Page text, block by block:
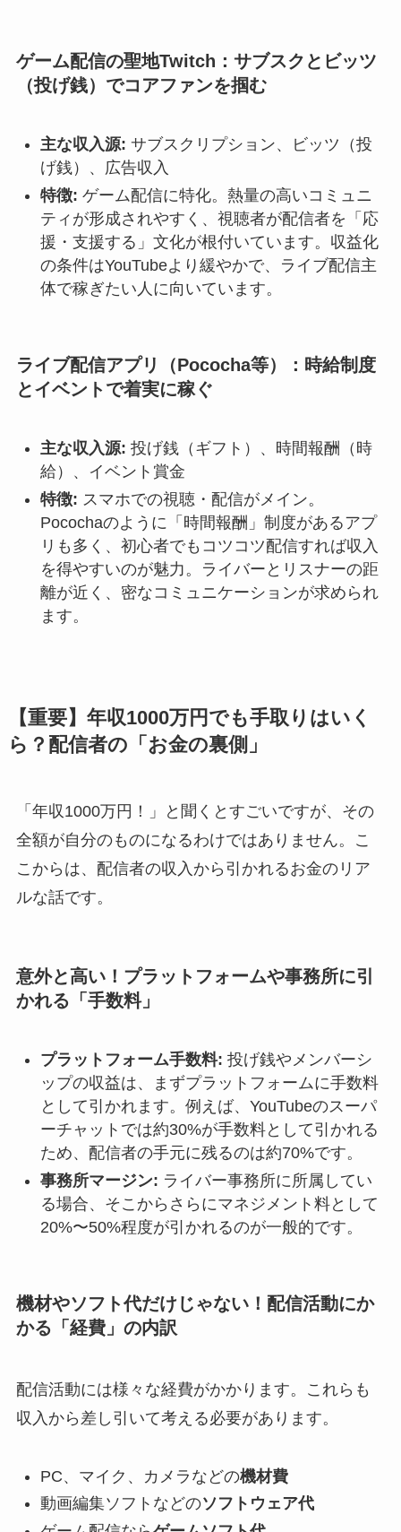
ゲーム配信の聖地Twitch：サブスクとビッツ
（投げ銭）でコアファンを掴む
主な収入源: サブスクリプション、ビッツ（投
げ銭）、広告収入
特徴: ゲーム配信に特化。熱量の高いコミュニ
ティが形成されやすく、視聴者が配信者を「応
援・支援する」文化が根付いています。収益化
の条件はYouTubeより緩やかで、ライブ配信主
体で稼ぎたい人に向いています。
ライブ配信アプリ（Pococha等）：時給制度
とイベントで着実に稼ぐ
主な収入源: 投げ銭（ギフト）、時間報酬（時
給）、イベント賞金
特徴: スマホでの視聴・配信がメイン。
Pocochaのように「時間報酬」制度があるアプ
リも多く、初心者でもコツコツ配信すれば収入
を得やすいのが魅力。ライバーとリスナーの距
離が近く、密なコミュニケーションが求められ
ます。
【重要】年収1000万円でも手取りはいく
ら？配信者の「お金の裏側」
「年収1000万円！」と聞くとすごいですが、その
全額が自分のものになるわけではありません。こ
こからは、配信者の収入から引かれるお金のリア
ルな話です。
意外と高い！プラットフォームや事務所に引
かれる「手数料」
プラットフォーム手数料: 投げ銭やメンバーシ
ップの収益は、まずプラットフォームに手数料
として引かれます。例えば、YouTubeのスーパ
ーチャットでは約30%が手数料として引かれる
ため、配信者の手元に残るのは約70%です。
事務所マージン: ライバー事務所に所属してい
る場合、そこからさらにマネジメント料として
20%〜50%程度が引かれるのが一般的です。
機材やソフト代だけじゃない！配信活動にか
かる「経費」の内訳
配信活動には様々な経費がかかります。これらも
収入から差し引いて考える必要があります。
PC、マイク、カメラなどの機材費
動画編集ソフトなどのソフトウェア代